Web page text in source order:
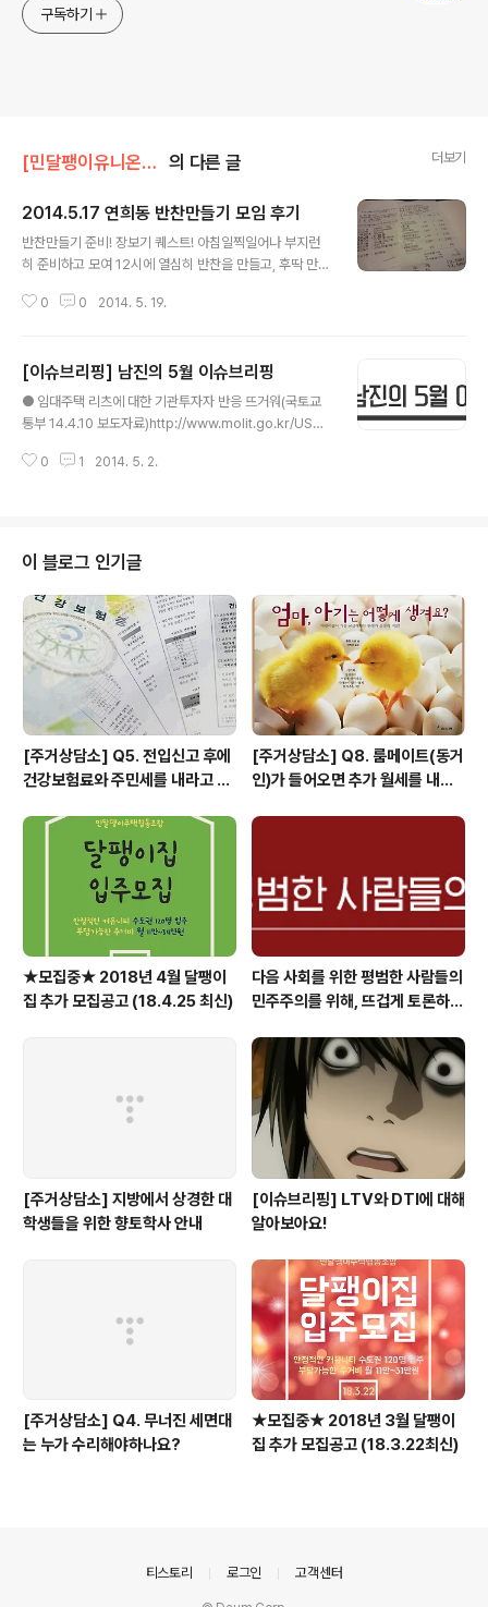
구독하기
[민달팽이유니온]/* 활동보고 의 다른 글 더보기
2014.5.17 연희동 반찬만들기 모임 후기
반찬만들기 준비! 장보기 퀘스트! 아침일찍일어나 부지런
히 준비하고 모여 12시에 열심히 반찬을 만들고, 후딱 만들
앉고 반찬모임 당일 전날 저녁, 준비모임의 멍구와 다영은
스트로 정리하는건 연희동 생활 4년차에 처음이었어요. 연
희동 생활자 모임 의 첫번째 반찬만들기 메뉴는 '제육볶음
X 나물무침'. 제육볶음은 뒷다리살보다 앞다리살이 더 말랑
갔더니 돼지고기 앞다리살은 뒷다리살보다 약 2배 정도 비
0 0 2014. 5. 19.
[이슈브리핑] 남진의 5월 이슈브리핑
● 임대주택 리츠에 대한 기관투자자 반응 뜨거워(국토교
통부 14.4.10 보도자료)http://www.molit.go.kr/USR/
임대주택 리츠에 대한 기관투자자의 반응이 당초 예상보다
시하였기 때문이다. 이와 같이 임대주택 릿츠에 대한 호응
을 바탕으로 민간 공공임대주택의 공급 물량도 당초 계획
보다 확대하고 있다. 그러나 안정적인 수익모델은 정부와
공공기관에서 리스크를 감수하고 투자자들의 이익을 보전
해 주겠다는 말과 같으며, 향후 문제가 발생하였을 때 일차
적으로 민간..
0 1 2014. 5. 2.
이 블로그 인기글
[주거상담소] Q5. 전입신고 후에
건강보험료와 주민세를 내라고 고
[주거상담소] Q8. 룸메이트(동거
인)가 들어오면 추가 월세를 내야
★모집중★ 2018년 4월 달팽이
집 추가 모집공고 (18.4.25 최신)
다음 사회를 위한 평범한 사람들의
민주주의를 위해, 뜨겁게 토론하고
[주거상담소] 지방에서 상경한 대
학생들을 위한 향토학사 안내
[이슈브리핑] LTV와 DTI에 대해
알아보아요!
[주거상담소] Q4. 무너진 세면대
는 누가 수리해야하나요?
★모집중★ 2018년 3월 달팽이
집 추가 모집공고 (18.3.22최신)
티스토리 로그인 고객센터